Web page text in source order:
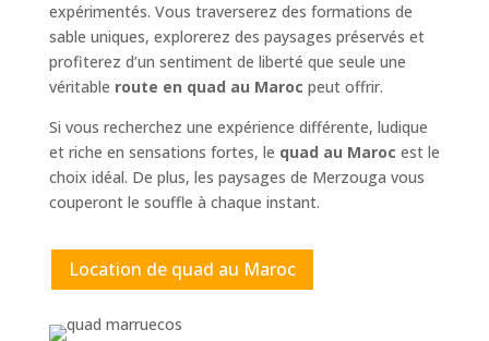
expérimentés. Vous traverserez des formations de
sable uniques, explorerez des paysages préservés et
profiterez d’un sentiment de liberté que seule une
véritable route en quad au Maroc peut offrir.
Si vous recherchez une expérience différente, ludique
et riche en sensations fortes, le quad au Maroc est le
choix idéal. De plus, les paysages de Merzouga vous
couperont le souffle à chaque instant.
Location de quad au Maroc